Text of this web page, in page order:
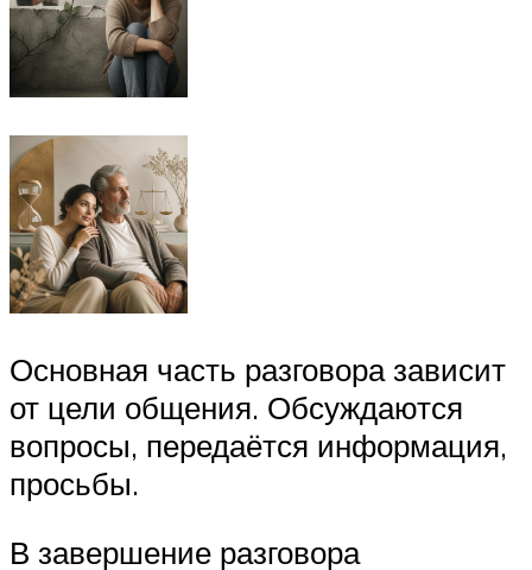
Основная часть разговора зависит
от цели общения. Обсуждаются
вопросы, передаётся информация,
просьбы.
В завершение разговора